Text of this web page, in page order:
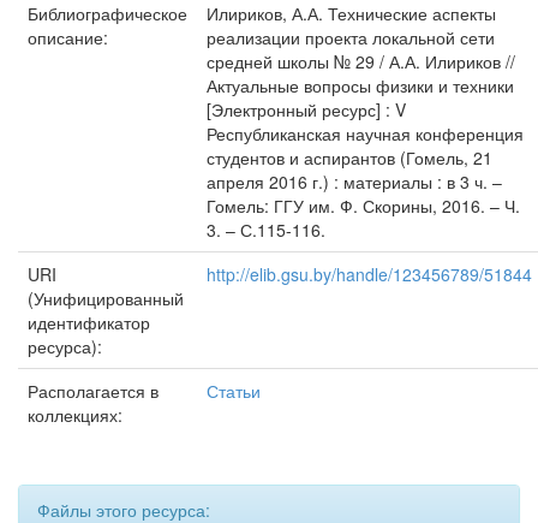
Библиографическое
описание:
Илириков, А.А. Технические аспекты
реализации проекта локальной сети
средней школы № 29 / А.А. Илириков //
Актуальные вопросы физики и техники
[Электронный ресурс] : V
Республиканская научная конференция
студентов и аспирантов (Гомель, 21
апреля 2016 г.) : материалы : в 3 ч. –
Гомель: ГГУ им. Ф. Скорины, 2016. – Ч.
3. – С.115-116.
URI
(Унифицированный
идентификатор
ресурса):
http://elib.gsu.by/handle/123456789/51844
Располагается в
коллекциях:
Статьи
Файлы этого ресурса: